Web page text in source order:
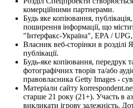
комерційними партнерами.
Будь яке копіювання,
поширення інформації, що
"Інтерфакс-Україна", EPA /
Власник веб-сторінки в розділі
публікації.
Будь-яке копіювання, передрук
фотографічних творів та/або
правовласника Getty Images -
Матеріали сайту
старше 21 року (21+). Участь в
викликати ігрову залежність.